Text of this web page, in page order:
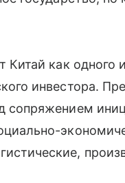
как одного
инвестора.
сопряжением